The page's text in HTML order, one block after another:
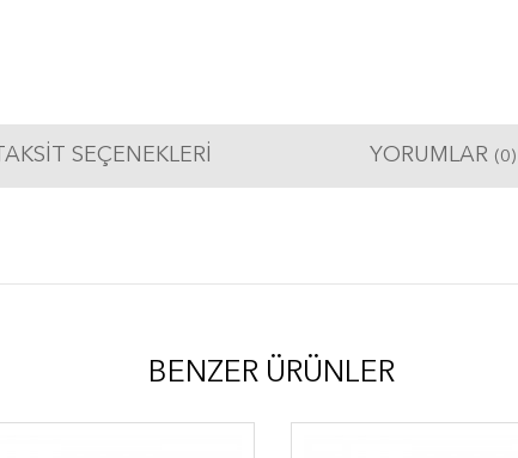
TAKSIT SEÇENEKLERI YORUMLAR (0)
BENZER ÜRÜNLER